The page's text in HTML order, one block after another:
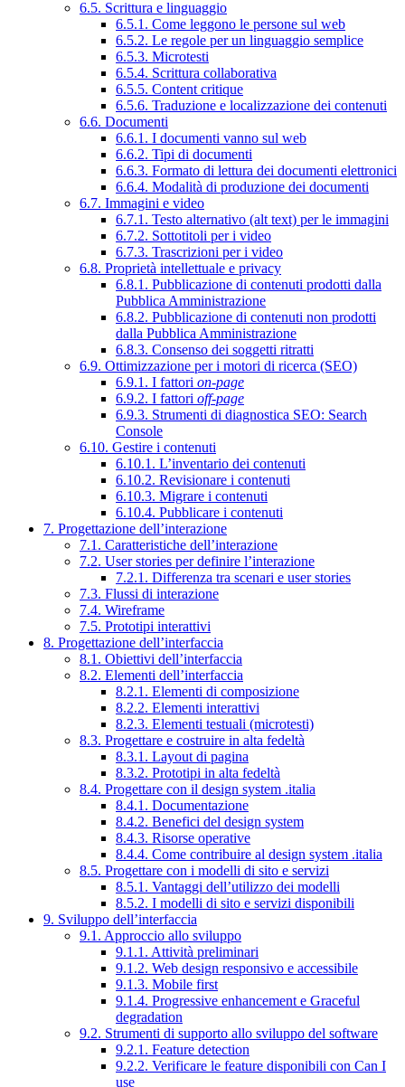
6.5. Scrittura e linguaggio
6.5.1. Come leggono le persone sul web
6.5.2. Le regole per un linguaggio semplice
6.5.3. Microtesti
6.5.4. Scrittura collaborativa
6.5.5. Content critique
6.5.6. Traduzione e localizzazione dei contenuti
6.6. Documenti
6.6.1. I documenti vanno sul web
6.6.2. Tipi di documenti
6.6.3. Formato di lettura dei documenti elettronici
6.6.4. Modalità di produzione dei documenti
6.7. Immagini e video
6.7.1. Testo alternativo (alt text) per le immagini
6.7.2. Sottotitoli per i video
6.7.3. Trascrizioni per i video
6.8. Proprietà intellettuale e privacy
6.8.1. Pubblicazione di contenuti prodotti dalla
Pubblica Amministrazione
6.8.2. Pubblicazione di contenuti non prodotti
dalla Pubblica Amministrazione
6.8.3. Consenso dei soggetti ritratti
6.9. Ottimizzazione per i motori di ricerca (SEO)
6.9.1. I fattori on-page
6.9.2. I fattori off-page
6.9.3. Strumenti di diagnostica SEO: Search
Console
6.10. Gestire i contenuti
6.10.1. L’inventario dei contenuti
6.10.2. Revisionare i contenuti
6.10.3. Migrare i contenuti
6.10.4. Pubblicare i contenuti
7. Progettazione dell’interazione
7.1. Caratteristiche dell’interazione
7.2. User stories per definire l’interazione
7.2.1. Differenza tra scenari e user stories
7.3. Flussi di interazione
7.4. Wireframe
7.5. Prototipi interattivi
8. Progettazione dell’interfaccia
8.1. Obiettivi dell’interfaccia
8.2. Elementi dell’interfaccia
8.2.1. Elementi di composizione
8.2.2. Elementi interattivi
8.2.3. Elementi testuali (microtesti)
8.3. Progettare e costruire in alta fedeltà
8.3.1. Layout di pagina
8.3.2. Prototipi in alta fedeltà
8.4. Progettare con il design system .italia
8.4.1. Documentazione
8.4.2. Benefici del design system
8.4.3. Risorse operative
8.4.4. Come contribuire al design system .italia
8.5. Progettare con i modelli di sito e servizi
8.5.1. Vantaggi dell’utilizzo dei modelli
8.5.2. I modelli di sito e servizi disponibili
9. Sviluppo dell’interfaccia
9.1. Approccio allo sviluppo
9.1.1. Attività preliminari
9.1.2. Web design responsivo e accessibile
9.1.3. Mobile first
9.1.4. Progressive enhancement e Graceful
degradation
9.2. Strumenti di supporto allo sviluppo del software
9.2.1. Feature detection
9.2.2. Verificare le feature disponibili con Can I
use